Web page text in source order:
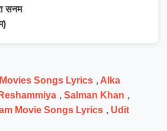
सनम
Songs Lyrics , Alka
, Salman Khan ,
Movie Songs Lyrics , Udit